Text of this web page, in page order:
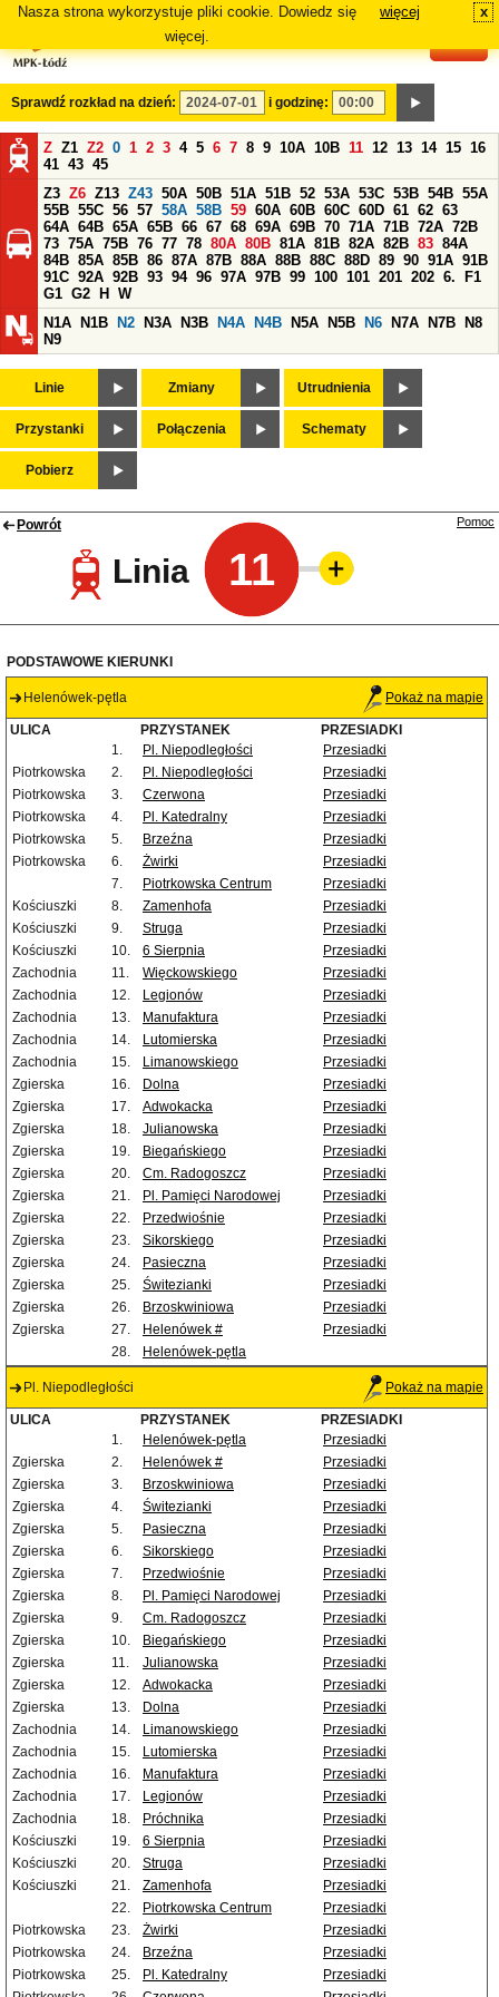
Nasza strona wykorzystuje pliki cookie. Dowiedz się
więcej.
więcej x
Sprawdź rozkład na dzień: i godzinę:
Z Z1 Z2 0 1 2 3 4 5 6 7 8 9 10A 10B 11 12 13 14 15 16
41 43 45
Z3 Z6 Z13 Z43 50A 50B 51A 51B 52 53A 53C 53B 54B 55A
55B 55C 56 57 58A 58B 59 60A 60B 60C 60D 61 62 63
64A 64B 65A 65B 66 67 68 69A 69B 70 71A 71B 72A 72B
73 75A 75B 76 77 78 80A 80B 81A 81B 82A 82B 83 84A
84B 85A 85B 86 87A 87B 88A 88B 88C 88D 89 90 91A 91B
91C 92A 92B 93 94 96 97A 97B 99 100 101 201 202 6.
F1
G1 G2 H
W
N1A
N1B N2 N3A N3B N4A N4B N5A N5B N6 N7A N7B
N8
N9
Linie Zmiany Utrudnienia
Przystanki Połączenia Schematy
Pobierz
Powrót
Linia 11
Pomoc
PODSTAWOWE KIERUNKI
Helenówek-pętla Pokaż na mapie
ULICA PRZYSTANEK
PRZESIADKI
1.
Pl. Niepodległości
Przesiadki
Piotrkowska
2. Pl. Niepodległości
Przesiadki
Piotrkowska
3. Czerwona
Przesiadki
Piotrkowska
4. Pl. Katedralny
Przesiadki
Piotrkowska
5. Brzeźna
Przesiadki
Piotrkowska
6. Żwirki
Przesiadki
7.
Piotrkowska Centrum
Przesiadki
Kościuszki
8. Zamenhofa
Przesiadki
Kościuszki
9. Struga
Przesiadki
Kościuszki
10. 6 Sierpnia
Przesiadki
Zachodnia
11. Więckowskiego
Przesiadki
Zachodnia
12. Legionów
Przesiadki
Zachodnia
13. Manufaktura
Przesiadki
Zachodnia
14. Lutomierska
Przesiadki
Zachodnia
15. Limanowskiego
Przesiadki
Zgierska
16. Dolna
Przesiadki
Zgierska
17. Adwokacka
Przesiadki
Zgierska
18. Julianowska
Przesiadki
Zgierska
19. Biegańskiego
Przesiadki
Zgierska
20. Cm. Radogoszcz
Przesiadki
Zgierska
21. Pl. Pamięci Narodowej
Przesiadki
Zgierska
22. Przedwiośnie
Przesiadki
Zgierska
23. Sikorskiego
Przesiadki
Zgierska
24. Pasieczna
Przesiadki
Zgierska
25. Świtezianki
Przesiadki
Zgierska
26. Brzoskwiniowa
Przesiadki
Zgierska
27. Helenówek #
Przesiadki
28.
Helenówek-pętla
Pl. Niepodległości Pokaż na mapie
ULICA PRZYSTANEK
PRZESIADKI
1.
Helenówek-pętla
Przesiadki
Zgierska
2. Helenówek #
Przesiadki
Zgierska
3. Brzoskwiniowa
Przesiadki
Zgierska
4. Świtezianki
Przesiadki
Zgierska
5. Pasieczna
Przesiadki
Zgierska
6. Sikorskiego
Przesiadki
Zgierska
7. Przedwiośnie
Przesiadki
Zgierska
8. Pl. Pamięci Narodowej
Przesiadki
Zgierska
9. Cm. Radogoszcz
Przesiadki
Zgierska
10. Biegańskiego
Przesiadki
Zgierska
11. Julianowska
Przesiadki
Zgierska
12. Adwokacka
Przesiadki
Zgierska
13. Dolna
Przesiadki
Zachodnia
14. Limanowskiego
Przesiadki
Zachodnia
15. Lutomierska
Przesiadki
Zachodnia
16. Manufaktura
Przesiadki
Zachodnia
17. Legionów
Przesiadki
Zachodnia
18. Próchnika
Przesiadki
Kościuszki
19. 6 Sierpnia
Przesiadki
Kościuszki
20. Struga
Przesiadki
Kościuszki
21. Zamenhofa
Przesiadki
22.
Piotrkowska Centrum
Przesiadki
Piotrkowska
23. Żwirki
Przesiadki
Piotrkowska
24. Brzeźna
Przesiadki
Piotrkowska
25. Pl. Katedralny
Przesiadki